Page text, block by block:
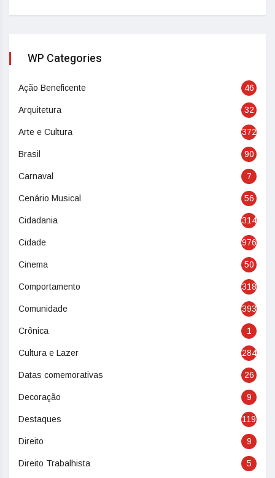
WP Categories
Ação Beneficente 46
Arquitetura 32
Arte e Cultura 372
Brasil 90
Carnaval 7
Cenário Musical 56
Cidadania 314
Cidade 976
Cinema 50
Comportamento 318
Comunidade 393
Crônica 1
Cultura e Lazer 284
Datas comemorativas 26
Decoração 9
Destaques 119
Direito 9
Direito Trabalhista 5